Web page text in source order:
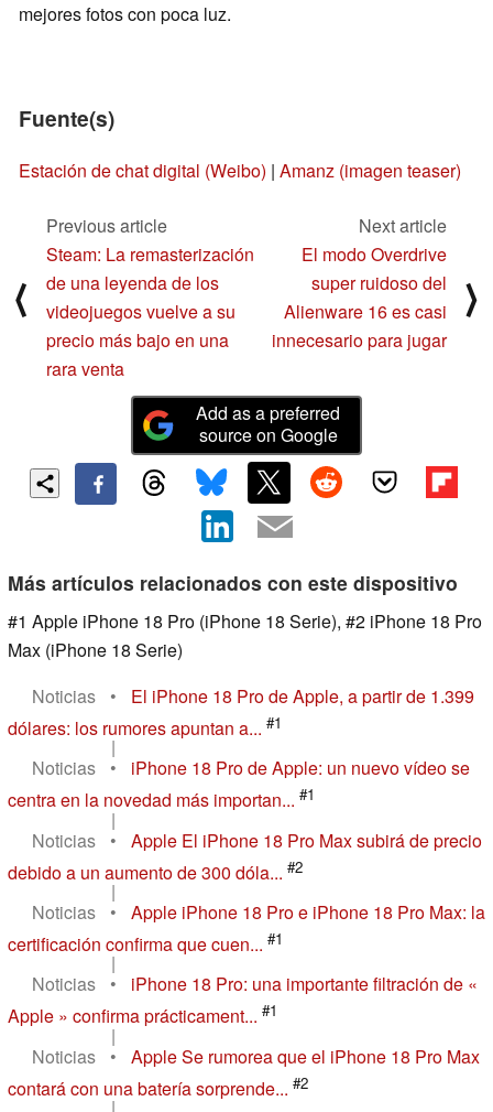
mejores fotos con poca luz.
Fuente(s)
Estación de chat digital (Weibo) | Amanz (imagen teaser)
⟨
Previous article
Steam: La remasterización
de una leyenda de los
videojuegos vuelve a su
precio más bajo en una
rara venta
Next article
El modo Overdrive
super ruidoso del
Alienware 16 es casi
innecesario para jugar
⟩
Add as a preferred
source on Google
Más artículos relacionados con este dispositivo
#1 Apple iPhone 18 Pro (iPhone 18 Serie), #2 iPhone 18 Pro
Max (iPhone 18 Serie)
Noticias
•
El iPhone 18 Pro de Apple, a partir de 1.399
dólares: los rumores apuntan a... #1
|
Noticias
•
iPhone 18 Pro de Apple: un nuevo vídeo se
centra en la novedad más importan... #1
|
Noticias
•
Apple El iPhone 18 Pro Max subirá de precio
debido a un aumento de 300 dóla... #2
|
Noticias
•
Apple iPhone 18 Pro e iPhone 18 Pro Max: la
certificación confirma que cuen... #1
|
Noticias
•
iPhone 18 Pro: una importante filtración de «
Apple » confirma prácticament... #1
|
Noticias
•
Apple Se rumorea que el iPhone 18 Pro Max
contará con una batería sorprende... #2
|